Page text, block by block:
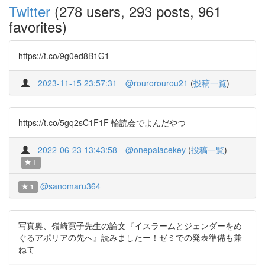
Twitter (278 users, 293 posts, 961
favorites)
https://t.co/9g0ed8B1G1
2023-11-15 23:57:31 @rourorourou21 (投稿一覧)
https://t.co/5gq2sC1F1F 輪読会でよんだやつ
2022-06-23 13:43:58 @onepalacekey (投稿一覧)
1
1 @sanomaru364
写真奥、嶺崎寛子先生の論文『イスラームとジェンダーをめ
ぐるアポリアの先へ』読みましたー！ゼミでの発表準備も兼
ねて